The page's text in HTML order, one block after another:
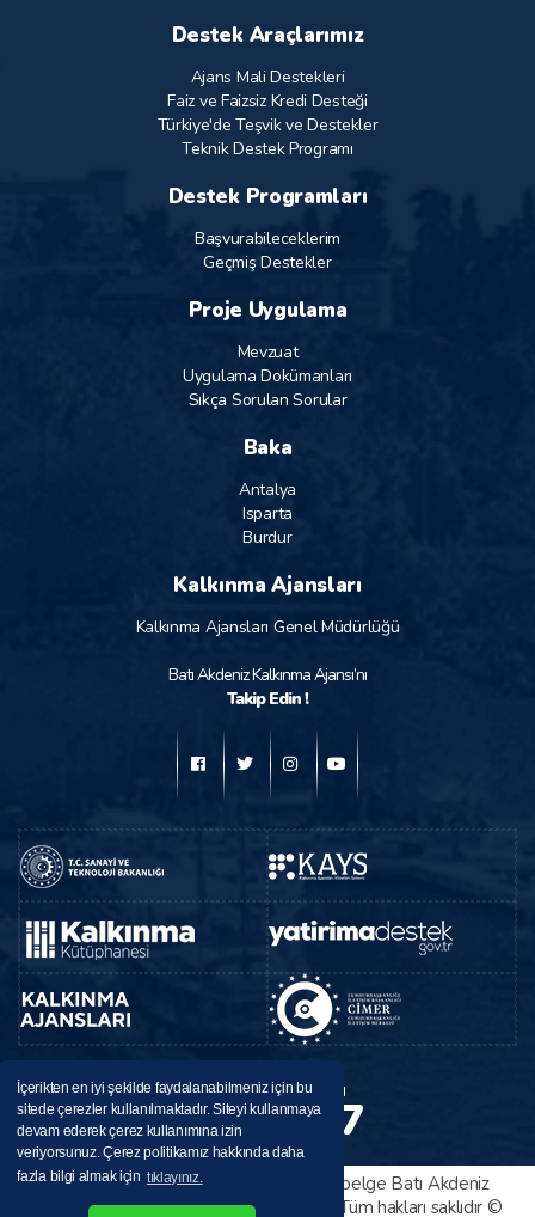
İçerikten en iyi şekilde faydalanabilmeniz için bu
sitede çerezler kullanılmaktadır. Siteyi kullanmaya
devam ederek çerez kullanımına izin
veriyorsunuz. Çerez politikamız hakkında daha
fazla bilgi almak için tıklayınız.
Destek Araçlarımız
Ajans Mali Destekleri
Faiz ve Faizsiz Kredi Desteği
Türkiye'de Teşvik ve Destekler
Teknik Destek Programı
Destek Programları
Başvurabileceklerim
Geçmiş Destekler
Proje Uygulama
Mevzuat
Uygulama Dokümanları
Sıkça Sorulan Sorular
Baka
Antalya
Isparta
Burdur
Kalkınma Ajansları
Kalkınma Ajansları Genel Müdürlüğü
Batı Akdeniz Kalkınma Ajansı’nı
Takip Edin !
BAKADestek Hattı
0246 224 37 37
Bu sitede yayınlanan her türlü bilgi ve belge Batı Akdeniz
Kalkınma Ajansı tarafından sağlanmıştır. Tüm hakları saklıdır ©